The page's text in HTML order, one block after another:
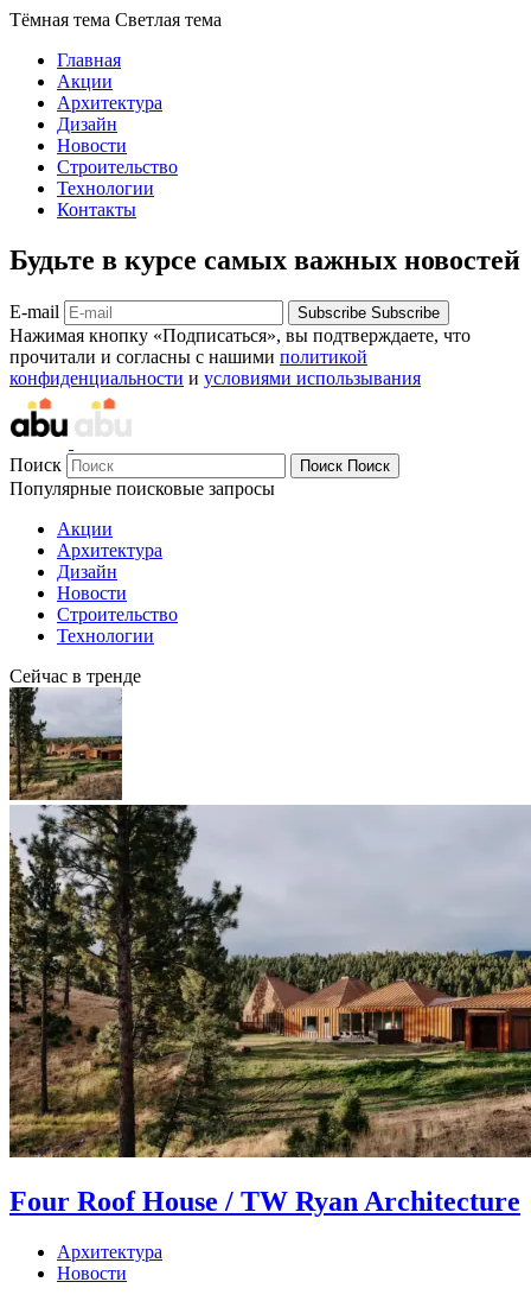
Тёмная тема Светлая тема
Главная
Акции
Архитектура
Дизайн
Новости
Строительство
Технологии
Контакты
Будьте в курсе самых важных новостей
E-mail Subscribe Subscribe
Нажимая кнопку «Подписаться», вы подтверждаете, что
прочитали и согласны с нашими политикой
конфиденциальности и условиями использывания
Поиск Поиск Поиск
Популярные поисковые запросы
Акции
Архитектура
Дизайн
Новости
Строительство
Технологии
Сейчас в тренде
Four Roof House / TW Ryan Architecture
Архитектура
Новости